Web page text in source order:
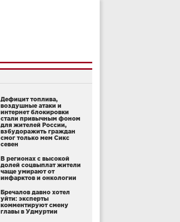
Дефицит топлива,
воздушные атаки и
интернет блокировки
стали привычным фоном
для жителей России,
взбудоражить граждан
смог только мем Сикс
севен
В регионах с высокой
долей соцвыплат жители
чаще умирают от
инфарктов и онкологии
Бречалов давно хотел
уйти: эксперты
комментируют смену
главы в Удмуртии